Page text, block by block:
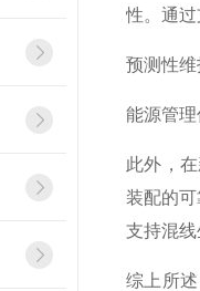
性。通
预测性
能源管
此外，
装配的
支持混
综上所